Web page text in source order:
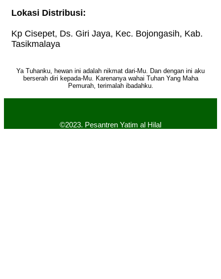
Lokasi Distribusi:
Kp Cisepet, Ds. Giri Jaya, Kec. Bojongasih, Kab.
Tasikmalaya
Ya Tuhanku, hewan ini adalah nikmat dari-Mu. Dan dengan ini aku
berserah diri kepada-Mu. Karenanya wahai Tuhan Yang Maha
Pemurah, terimalah ibadahku.
©2023. Pesantren Yatim al Hilal